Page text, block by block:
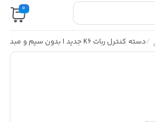
0
/دسته کنترل ربات K6 جدید | بدون سیم و مبدل